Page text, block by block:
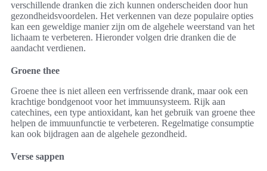
verschillende dranken die zich kunnen onderscheiden door hun
gezondheidsvoordelen. Het verkennen van deze populaire opties
kan een geweldige manier zijn om de algehele weerstand van het
lichaam te verbeteren. Hieronder volgen drie dranken die de
aandacht verdienen.
Groene thee
Groene thee is niet alleen een verfrissende drank, maar ook een
krachtige bondgenoot voor het immuunsysteem. Rijk aan
catechines, een type antioxidant, kan het gebruik van groene thee
helpen de immuunfunctie te verbeteren. Regelmatige consumptie
kan ook bijdragen aan de algehele gezondheid.
Verse sappen